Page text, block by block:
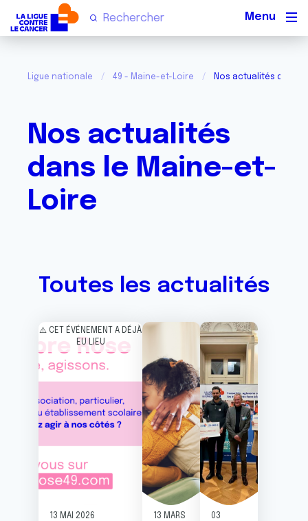
Ligue nationale 49 - Maine-et-Loire Nos actualités dans
Nos actualités
dans le Maine-et-
Loire
Toutes les actualités
Image
13 MAI 2026
⚠️ CET ÉVÉNEMENT A DÉJÀ
EU LIEU
Image
13 MARS
Image
03